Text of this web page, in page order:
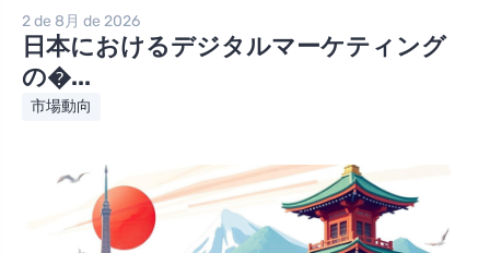
2 de 8月 de 2026
日本におけるデジタルマーケティング
の�...
市場動向